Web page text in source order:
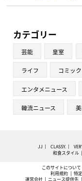
カテゴリー
芸能 皇室
ライフ コミック
エンタメニュース
韓流ニュース
JJ CLASSY.
和食スタイル
このサイトについて
利用規約
特
運営会社
ニュース提供先